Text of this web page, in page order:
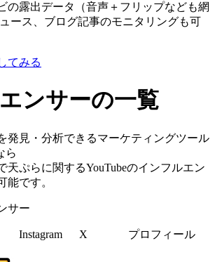
の露出データ（音声＋フリップなども網
ース、ブログ記事のモニタリングも可
てみる
ンサーの一覧
発見・分析できるマーケティングツール
ら
天ぷらに関するYouTubeのインフルエン
能です。
サー
Instagram X プロフィール